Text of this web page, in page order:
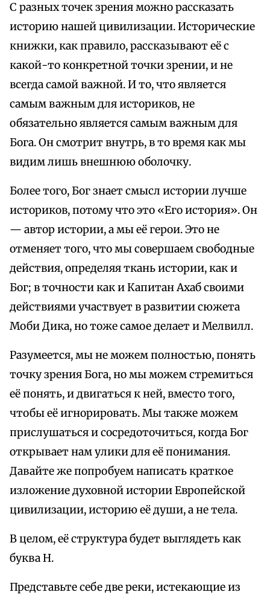
С разных точек зрения можно рассказать
историю нашей цивилизации. Исторические
книжки, как правило, рассказывают её с
какой-то конкретной точки зрении, и не
всегда самой важной. И то, что является
самым важным для историков, не
обязательно является самым важным для
Бога. Он смотрит внутрь, в то время как мы
видим лишь внешнюю оболочку.
Более того, Бог знает смысл истории лучше
историков, потому что это «Его история». Он
— автор истории, а мы её герои. Это не
отменяет того, что мы совершаем свободные
действия, определяя ткань истории, как и
Бог; в точности как и Капитан Ахаб своими
действиями участвует в развитии сюжета
Моби Дика, но тоже самое делает и Мелвилл.
Разумеется, мы не можем полностью, понять
точку зрения Бога, но мы можем стремиться
её понять, и двигаться к ней, вместо того,
чтобы её игнорировать. Мы также можем
прислушаться и сосредоточиться, когда Бог
открывает нам улики для её понимания.
Давайте же попробуем написать краткое
изложение духовной истории Европейской
цивилизации, историю её души, а не тела.
В целом, её структура будет выглядеть как
буква H.
Представьте себе две реки, истекающие из